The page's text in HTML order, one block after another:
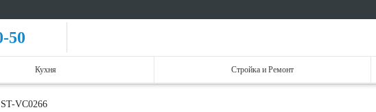
50
Кухня Стройка и Ремонт
VC0266